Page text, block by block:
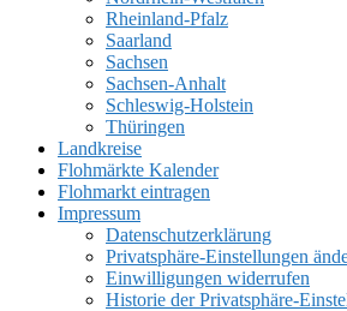
Rheinland-Pfalz
Saarland
Sachsen
Sachsen-Anhalt
Schleswig-Holstein
Thüringen
Landkreise
Flohmärkte Kalender
Flohmarkt eintragen
Impressum
Datenschutzerklärung
Privatsphäre-Einstellungen
Einwilligungen widerrufen
Historie der Privatsphäre-